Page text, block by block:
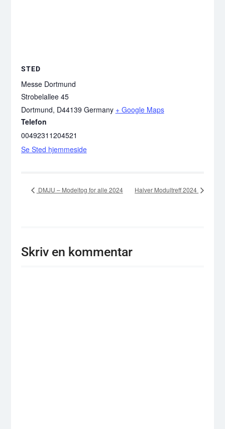
STED
Messe Dortmund
Strobelallee 45
Dortmund, D44139 Germany + Google Maps
Telefon
00492311204521
Se Sted hjemmeside
DMJU – Modeltog for alle 2024 Halver Modultreff 2024
Skriv en kommentar